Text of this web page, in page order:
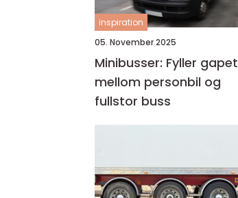
inspiration
05. November 2025
Minibusser: Fyller gapet
mellom personbil og
fullstor buss